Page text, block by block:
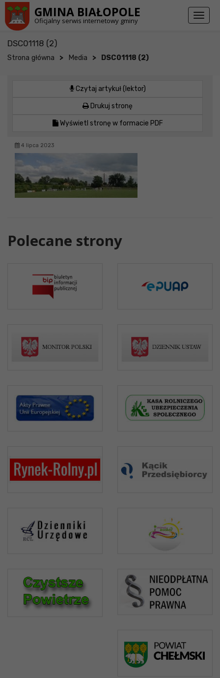
GMINA BIAŁOPOLE
Oficjalny serwis internetowy gminy
Toggle
DSC01118 (2)
Strona główna > Media > DSC01118 (2)
Czytaj artykuł (lektor)
Drukuj stronę
Wyświetl stronę w formacie PDF
4 lipca 2023
Polecane strony